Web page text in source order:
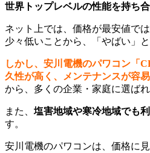
世界トップレベルの性能を持ち合
ネット上では、価格が最安値で
少々低いことから、「やばい」
しかし、安川電機のパワコン「
久性が高く、メンテナンスが容
から、多くの企業・家庭に選ばれ
また、 塩害地域や寒冷地域でも
す。
安川電機のパワコンは、価格に